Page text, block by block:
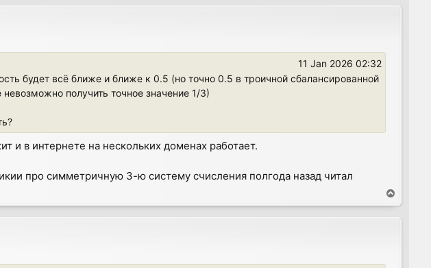
p
11 Jan 2026 02:32
будет всё ближе и ближе к 0.5 (но точно 0.5 в троичной сбалансированной
получить точное значение 1/3)
и в интернете на нескольких доменах работает.
про симметричную 3-ю систему счисления полгода назад читал
o
p